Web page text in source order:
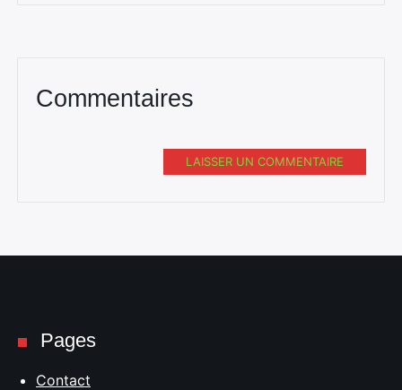
Commentaires
LAISSER UN COMMENTAIRE
Pages
Contact